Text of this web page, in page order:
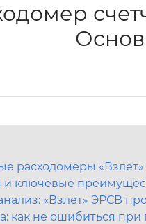
расходомеры
ключевые
«Взлет» ЭРСВ
как не ошибиться при